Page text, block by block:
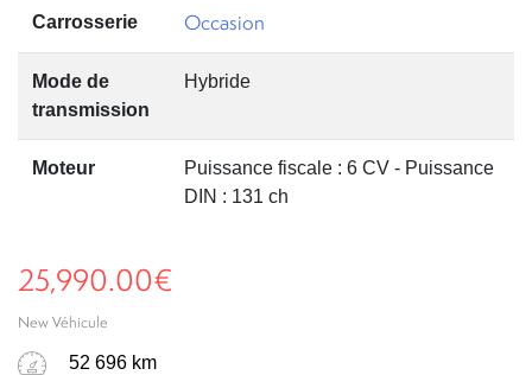
Carrosserie Occasion
Mode de
transmission
Hybride
Moteur
Puissance fiscale : 6 CV - Puissance
DIN : 131 ch
25,990.00€
New Véhicule
52 696 km